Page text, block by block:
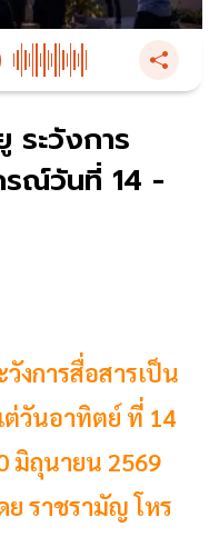
ระวังการ
รณ์วันที่ 14 -
งการสื่อสารเป็น
วันอาทิตย์ ที่ 14
มิถุนายน 2569
ราชรามัญ โหร